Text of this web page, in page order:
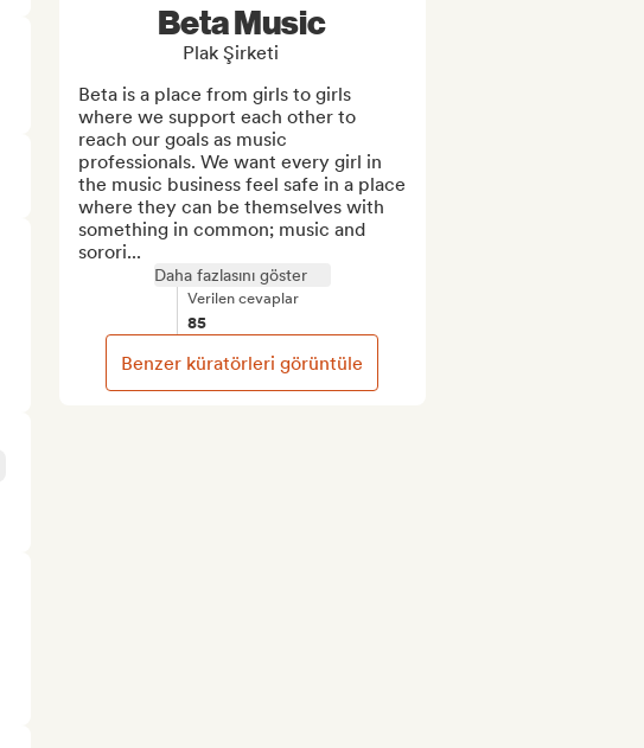
Beta Music
Plak Şirketi
Beta is a place from girls to girls
where we support each other to
reach our goals as music
professionals. We want every girl in
the music business feel safe in a place
where they can be themselves with
something in common; music and
sorori...
Daha fazlasını göster
Verilen cevaplar
85
Benzer küratörleri görüntüle